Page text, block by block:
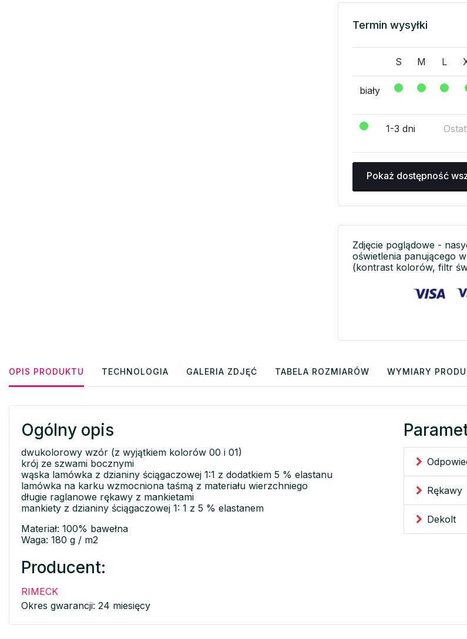
Termin wysyłki
S M L
biały
1-3 dni
Pokaż dostępność
Zdjęcie poglądowe -
oświetlenia panującego
(kontrast kolorów, filtr
OPIS PRODUKTU TECHNOLOGIA GALERIA ZDJĘĆ TABELA ROZMIARÓW WYMIARY
Ogólny opis
dwukolorowy wzór (z wyjątkiem kolorów 00 i 01)
krój ze szwami bocznymi
wąska lamówka z dzianiny ściągaczowej 1:1 z dodatkiem 5 % elastanu
lamówka na karku wzmocniona taśmą z materiału wierzchniego
długie raglanowe rękawy z mankietami
mankiety z dzianiny ściągaczowej 1: 1 z 5 % elastanem
Materiał: 100% bawełna
Waga: 180 g / m2
Producent:
RIMECK
Okres gwarancji: 24 miesięcy
Rękawy
Dekolt